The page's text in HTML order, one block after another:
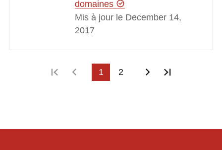
domaines
Mis à jour le December 14,
2017
Première page
Page précédente
1 2 Page suivante